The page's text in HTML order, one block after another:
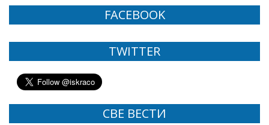
FACEBOOK
TWITTER
СВЕ ВЕСТИ